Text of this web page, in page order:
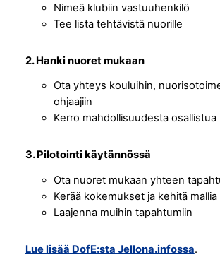
Nimeä klubiin vastuuhenkilö
Tee lista tehtävistä nuorille
2. Hanki nuoret mukaan
Ota yhteys kouluihin,
ohjaajiin
Kerro mahdollisuudesta osallistua
3. Pilotointi käytännössä
Ota nuoret mukaan yhteen
Kerää kokemukset ja kehitä mallia
Laajenna muihin tapahtumiin
Lue lisää DofE:sta Jellona.infossa.